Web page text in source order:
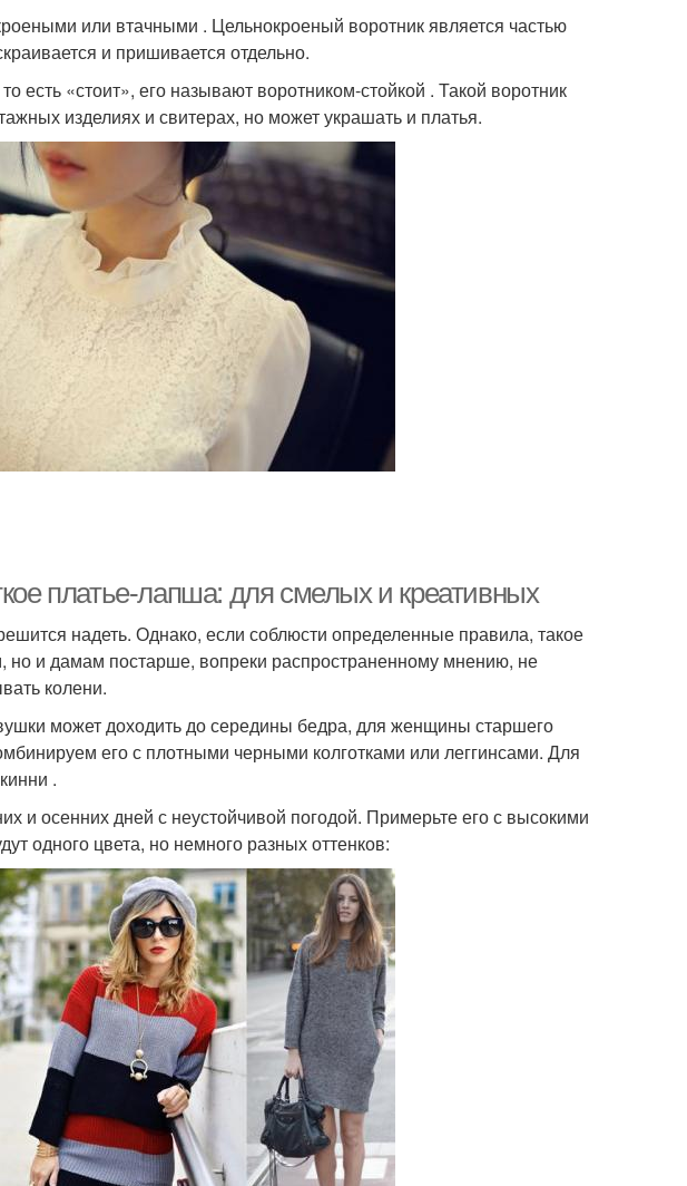
или втачными . Цельнокроеный воротник является частью
и пришивается отдельно.
есть «стоит», его называют воротником-стойкой . Такой воротник
изделиях и свитерах, но может украшать и платья.
платье-лапша: для смелых и креативных
надеть. Однако, если соблюсти определенные правила, такое
но и дамам постарше, вопреки распространенному мнению, не
колени.
может доходить до середины бедра, для женщины старшего
его с плотными черными колготками или леггинсами. Для
.
и осенних дней с неустойчивой погодой. Примерьте его с высокими
одного цвета, но немного разных оттенков: